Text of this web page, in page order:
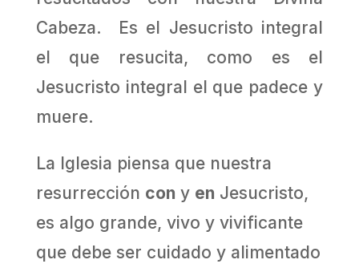
Cabeza. Es el Jesucristo integral
el que resucita, como es el
Jesucristo integral el que padece y
muere.
La Iglesia piensa que nuestra
resurrección con y en Jesucristo,
es algo grande, vivo y vivificante
que debe ser cuidado y alimentado